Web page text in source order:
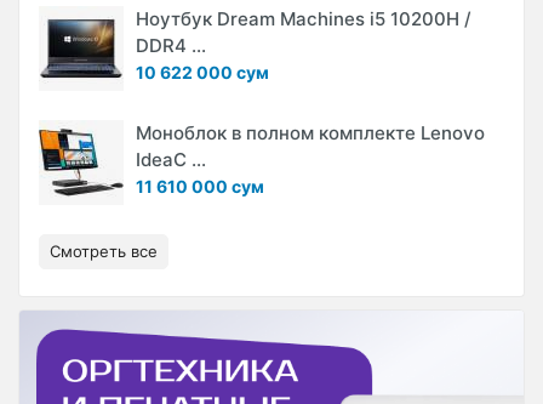
Ноутбук Dream Machines i5 10200H /
DDR4 ...
10 622 000 сум
Моноблок в полном комплекте Lenovo
IdeaC ...
11 610 000 сум
Смотреть все